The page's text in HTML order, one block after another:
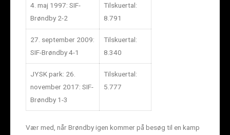
4. maj 1997: SIF-
Brøndby 2-2
Tilskuertal:
8.791
27. september 2009:
SIF-Brøndby 4-1
Tilskuertal:
8.340
JYSK park: 26.
november 2017: SIF-
Brøndby 1-3
Tilskuertal:
5.777
Vær med, når Brøndby igen kommer på besøg til en kamp